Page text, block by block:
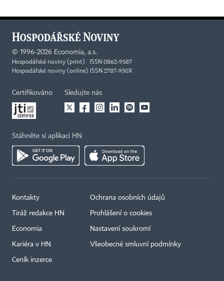
© 1996-2026 Economia, a.s.
Hospodářské noviny (print) ISSN 0862-9587
Hospodářské noviny (online) ISSN 2787-950X
Certifikováno Sledujte nás
Stáhněte si aplikaci HN
Kontakty
Tiráž redakce HN
Economia
Kariéra v HN
Ceník inzerce
Ochrana osobních údajů
Prohlášení o cookies
Nastavení soukromí
Všeobecné smluvní podmínky